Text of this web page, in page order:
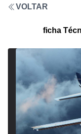
VOLTAR
ficha